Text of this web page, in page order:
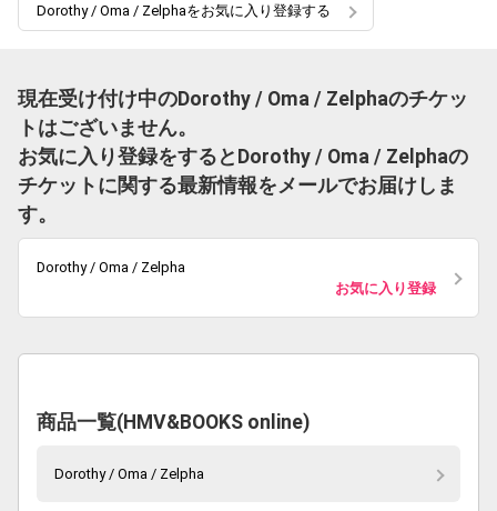
Dorothy / Oma / Zelphaをお気に入り登録する
現在受け付け中のDorothy / Oma / Zelphaのチケッ
トはございません。
お気に入り登録をするとDorothy / Oma / Zelphaの
チケットに関する最新情報をメールでお届けしま
す。
Dorothy / Oma / Zelpha
お気に入り登録
商品一覧(HMV&BOOKS online)
Dorothy / Oma / Zelpha